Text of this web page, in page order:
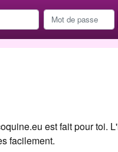
est fait pour toi.
facilement.